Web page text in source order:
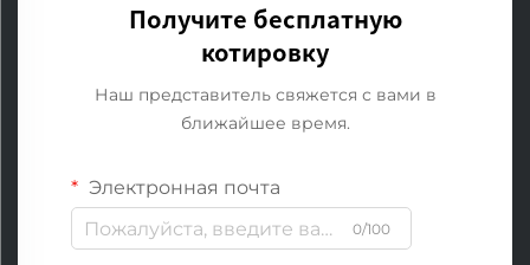
Получите бесплатную
котировку
Наш представитель свяжется с вами в
ближайшее время.
Электронная почта
0/100